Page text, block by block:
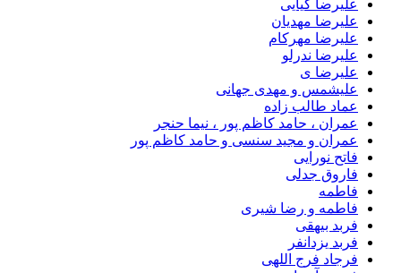
علیرضا کیایی
علیرضا مهدیان
علیرضا مهرکام
علیرضا ندرلو
علیرضا ی
علیشمس و مهدی جهانی
عماد طالب زاده
عمران ، حامد کاظم پور ، نیما حنجر
عمران و مجید سنسی و حامد کاظم پور
فاتح نورایی
فاروق جدلی
فاطمه
فاطمه و رضا شیری
فربد بیهقی
فربد یزدانفر
فرجاد فرج اللهی